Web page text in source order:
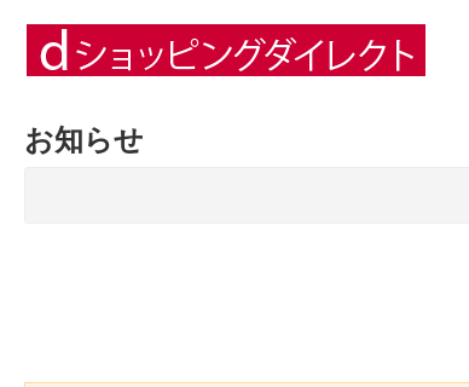
お知らせ